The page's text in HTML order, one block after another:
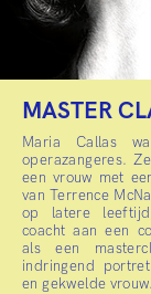
MASTER
Maria Callas
operazangeres.
een vrouw met
van Terrence
op latere
coacht aan een
als een
indringend
en gekwelde vrouw.